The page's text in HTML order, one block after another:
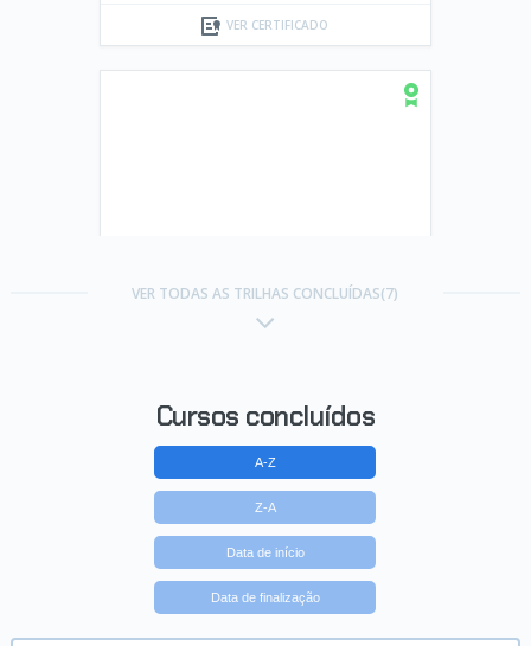
VER CERTIFICADO
Carreira Desenvolvedor
Typescript
VER TODAS AS TRILHAS CONCLUÍDAS(7)
Cursos concluídos
A-Z
Z-A
Data de início
Data de finalização